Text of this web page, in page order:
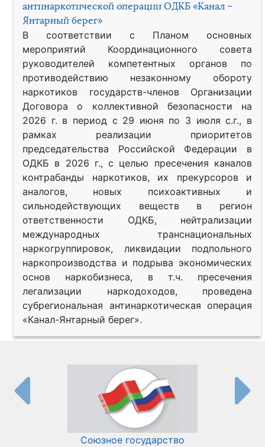
антинаркотической операции ОДКБ «Канал –
Янтарный берег»
В соответствии с Планом основных
мероприятий Координационного совета
руководителей компетентных органов по
противодействию незаконному обороту
наркотиков государств-членов Организации
Договора о коллективной безопасности на
2026 г. в период с 29 июня по 3 июля с.г., в
рамках реализации приоритетов
председательства Российской Федерации в
ОДКБ в 2026 г., с целью пресечения каналов
контрабанды наркотиков, их прекурсоров и
аналогов, новых психоактивных и
сильнодействующих веществ в регион
ответственности ОДКБ, нейтрализации
международных транснациональных
наркогруппировок, ликвидации подпольного
наркопроизводства и подрыва экономических
основ наркобизнеса, в т.ч. пресечения
легализации наркодоходов, проведена
субрегиональная антинаркотическая операция
«Канал-Янтарный берег».
Союзное государство